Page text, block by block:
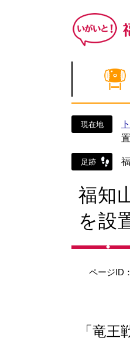
本福知
を設
ページID
「竜